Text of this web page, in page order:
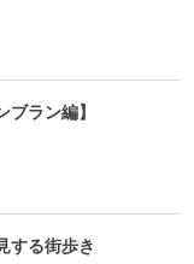
ラン編】
する街歩き